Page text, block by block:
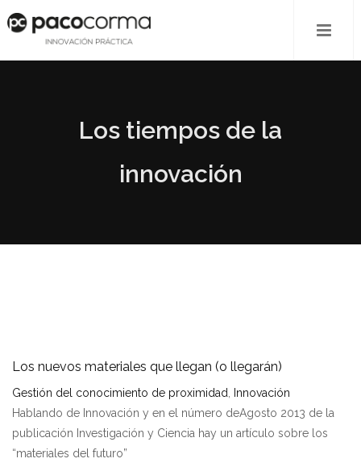
Los tiempos de la
innovación
Los nuevos materiales que llegan (o llegarán)
Gestión del conocimiento de proximidad
Innovación
Hablando de Innovación y en el número deAgosto 2013 de la
publicación Investigación y Ciencia hay un artículo sobre los
“materiales del futuro”